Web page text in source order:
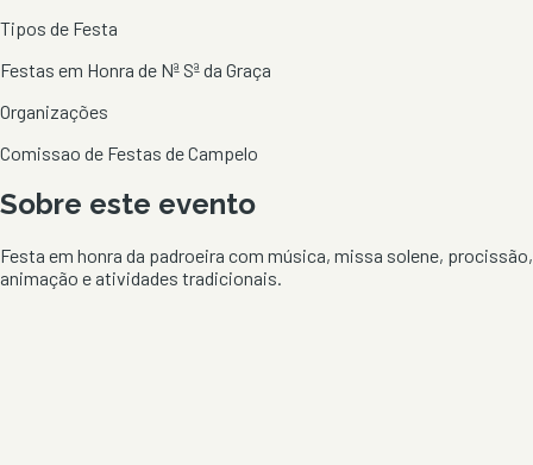
Tipos de Festa
Festas em Honra de Nª Sª da Graça
Organizações
Comissao de Festas de Campelo
Sobre este evento
Festa em honra da padroeira com música, missa solene, procissão,
animação e atividades tradicionais.